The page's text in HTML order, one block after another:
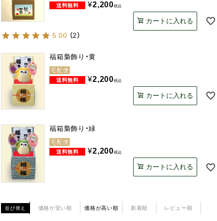
¥2,200税込
カートに入れる
5.00 （2）
福箱梟飾り・黄
宅配便
¥2,200税込
カートに入れる
福箱梟飾り・緑
宅配便
¥2,200税込
カートに入れる
並び替え 価格が安い順 価格が高い順 新着順 レビュー順